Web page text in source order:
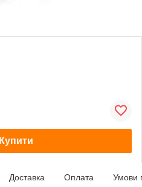
Купити
Доставка Оплата Умови